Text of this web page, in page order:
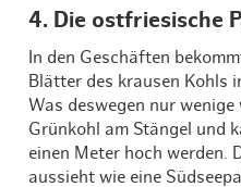
4. Die ostfriesische
In den Geschäften
Blätter des krausen Kohls
Was deswegen nur
Grünkohl am Stängel und
einen Meter hoch werden.
aussieht wie eine